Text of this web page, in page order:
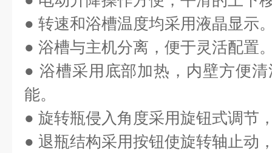
● 转速和浴槽温度均采用液晶显示
● 浴槽与主机分离，便于灵活配置
● 浴槽采用底部加热，内壁方便
能。
● 旋转瓶侵入角度采用旋钮式调节
● 退瓶结构采用按钮使旋转轴止动